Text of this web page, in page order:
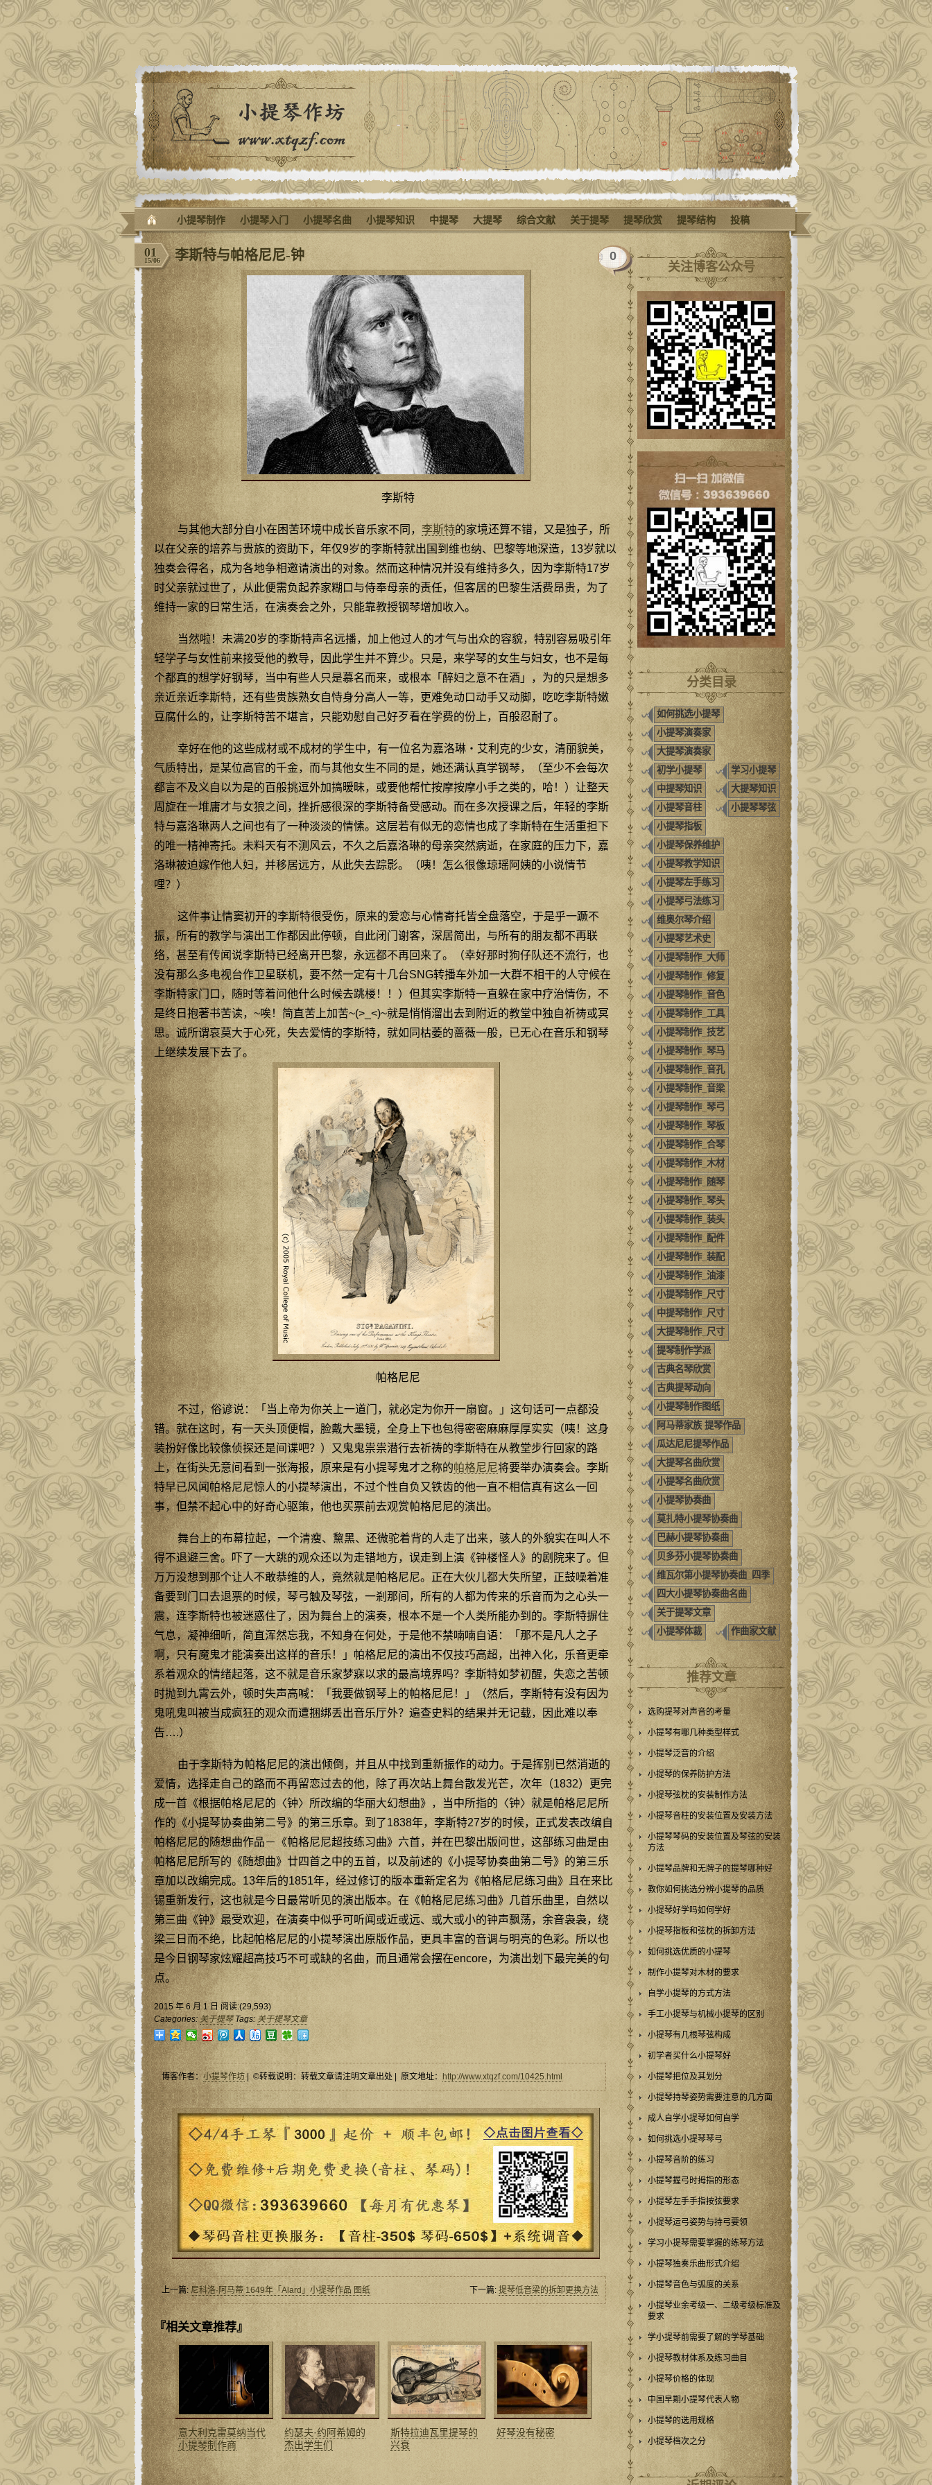
小提琴制作 小提琴入门 小提琴名曲 小提琴知识 中提琴 大提琴 综合文献 关于提琴 提琴欣赏 提琴结构 投稿
李斯特与帕格尼尼-钟
李斯特
与其他大部分自小在困苦环境中成长音乐家不同， 李斯特的家境还算不错，又是独子，所
以在父亲的培养与贵族的资助下，年仅9岁的李斯特就出国到维也纳、巴黎等地深造，13岁就以
独奏会得名，成为各地争相邀请演出的对象。然而这种情况并没有维持多久，因为李斯特17岁
时父亲就过世了，从此便需负起养家糊口与侍奉母亲的责任，但客居的巴黎生活费昂贵，为了
维持一家的日常生活，在演奏会之外，只能靠教授钢琴增加收入。
当然啦！未满20岁的李斯特声名远播，加上他过人的才气与出众的容貌，特别容易吸引年
轻学子与女性前来接受他的教导，因此学生并不算少。只是，来学琴的女生与妇女，也不是每
个都真的想学好钢琴，当中有些人只是慕名而来，或根本「醉妇之意不在酒」，为的只是想多
亲近亲近李斯特，还有些贵族熟女自恃身分高人一等，更难免动口动手又动脚，吃吃李斯特嫩
豆腐什么的，让李斯特苦不堪言，只能劝慰自己好歹看在学费的份上，百般忍耐了。
幸好在他的这些成材或不成材的学生中，有一位名为嘉洛琳‧艾利克的少女，清丽貌美，
气质特出，是某位高官的千金，而与其他女生不同的是，她还满认真学钢琴，（至少不会每次
都言不及义自以为是的百般挑逗外加搞暧昧，或要他帮忙按摩按摩小手之类的，哈！）让整天
周旋在一堆庸才与女狼之间，挫折感很深的李斯特备受感动。而在多次授课之后，年轻的李斯
特与嘉洛琳两人之间也有了一种淡淡的情愫。这层若有似无的恋情也成了李斯特在生活重担下
的唯一精神寄托。未料天有不测风云，不久之后嘉洛琳的母亲突然病逝，在家庭的压力下，嘉
洛琳被迫嫁作他人妇，并移居远方，从此失去踪影。（咦！怎么很像琼瑶阿姨的小说情节
哩？）
这件事让情窦初开的李斯特很受伤，原来的爱恋与心情寄托皆全盘落空，于是乎一蹶不
振，所有的教学与演出工作都因此停顿，自此闭门谢客，深居简出，与所有的朋友都不再联
络，甚至有传闻说李斯特已经离开巴黎，永远都不再回来了。（幸好那时狗仔队还不流行，也
没有那么多电视台作卫星联机，要不然一定有十几台SNG转播车外加一大群不相干的人守候在
李斯特家门口，随时等着问他什么时候去跳楼！！）但其实李斯特一直躲在家中疗治情伤，不
是终日抱著书苦读，~唉！简直苦上加苦~(>_<)~就是悄悄溜出去到附近的教堂中独自祈祷或冥
思。诚所谓哀莫大于心死，失去爱情的李斯特，就如同枯萎的蔷薇一般，已无心在音乐和钢琴
上继续发展下去了。
帕格尼尼
不过，俗谚说：「当上帝为你关上一道门，就必定为你开一扇窗。」这句话可一点都没
错。就在这时，有一天头顶便帽，脸戴大墨镜，全身上下也包得密密麻麻厚厚实实（咦！这身
装扮好像比较像侦探还是间谍吧？）又鬼鬼祟祟潜行去祈祷的李斯特在从教堂步行回家的路
上，在街头无意间看到一张海报，原来是有小提琴鬼才之称的帕格尼尼将要举办演奏会。李斯
特早已风闻帕格尼尼惊人的小提琴演出，不过个性自负又铁齿的他一直不相信真有这么一回
事，但禁不起心中的好奇心驱策，他也买票前去观赏帕格尼尼的演出。
舞台上的布幕拉起，一个清瘦、黧黑、还微驼着背的人走了出来，骇人的外貌实在叫人不
得不退避三舍。吓了一大跳的观众还以为走错地方，误走到上演《钟楼怪人》的剧院来了。但
万万没想到那个让人不敢恭维的人，竟然就是帕格尼尼。正在大伙儿都大失所望，正鼓噪着准
备要到门口去退票的时候，琴弓触及琴弦，一剎那间，所有的人都为传来的乐音而为之心头一
震，连李斯特也被迷惑住了，因为舞台上的演奏，根本不是一个人类所能办到的。李斯特摒住
气息，凝神细听，简直浑然忘我，不知身在何处，于是他不禁喃喃自语：「那不是凡人之子
啊，只有魔鬼才能演奏出这样的音乐！」帕格尼尼的演出不仅技巧高超，出神入化，乐音更牵
系着观众的情绪起落，这不就是音乐家梦寐以求的最高境界吗？李斯特如梦初醒，失恋之苦顿
时抛到九霄云外，顿时失声高喊：「我要做钢琴上的帕格尼尼！」（然后，李斯特有没有因为
鬼吼鬼叫被当成疯狂的观众而遭捆绑丢出音乐厅外？遍查史料的结果并无记载，因此难以奉
告….）
由于李斯特为帕格尼尼的演出倾倒，并且从中找到重新振作的动力。于是挥别已然消逝的
爱情，选择走自己的路而不再留恋过去的他，除了再次站上舞台散发光芒，次年（1832）更完
成一首《根据帕格尼尼的〈钟〉所改编的华丽大幻想曲》，当中所指的〈钟〉就是帕格尼尼所
作的《小提琴协奏曲第二号》的第三乐章。到了1838年，李斯特27岁的时候，正式发表改编自
帕格尼尼的随想曲作品－《帕格尼尼超技练习曲》六首，并在巴黎出版问世，这部练习曲是由
帕格尼尼所写的《随想曲》廿四首之中的五首，以及前述的《小提琴协奏曲第二号》的第三乐
章加以改编完成。13年后的1851年，经过修订的版本重新定名为《帕格尼尼练习曲》且在来比
锡重新发行，这也就是今日最常听见的演出版本。在《帕格尼尼练习曲》几首乐曲里，自然以
第三曲《钟》最受欢迎，在演奏中似乎可听闻或近或远、或大或小的钟声飘荡，余音袅袅，绕
梁三日而不绝，比起帕格尼尼的小提琴演出原版作品，更具丰富的音调与明亮的色彩。所以也
是今日钢琴家炫耀超高技巧不可或缺的名曲，而且通常会摆在encore，为演出划下最完美的句
点。
2015 年 6 月 1 日 阅读:(29,593)
0
01
15/06
Categories: 关于提琴Tags: 关于提琴文章
博客作者：小提琴作坊| ©转载说明：转载文章请注明文章出处 | 原文地址： http://www.xtqzf.com/10425.html
上一篇: 尼科洛·阿马蒂 1649年「Alard」小提琴作品 图纸 下一篇: 提琴低音梁的拆卸更换方法
『相关文章推荐』
意大利克雷莫纳当代
小提琴制作商
约瑟夫·约阿希姆的
杰出学生们
斯特拉迪瓦里提琴的
兴衰
好琴没有秘密
关注博客公众号
分类目录
如何挑选小提琴
小提琴演奏家
大提琴演奏家
初学小提琴
学习小提琴
中提琴知识
大提琴知识
小提琴音柱
小提琴琴弦
小提琴指板
小提琴保养维护
小提琴教学知识
小提琴左手练习
小提琴弓法练习
维奥尔琴介绍
小提琴艺术史
小提琴制作_大师
小提琴制作_修复
小提琴制作_音色
小提琴制作_工具
小提琴制作_技艺
小提琴制作_琴马
小提琴制作_音孔
小提琴制作_音梁
小提琴制作_琴弓
小提琴制作_琴板
小提琴制作_合琴
小提琴制作_木材
小提琴制作_随琴
小提琴制作_琴头
小提琴制作_装头
小提琴制作_配件
小提琴制作_装配
小提琴制作_油漆
小提琴制作_尺寸
中提琴制作_尺寸
大提琴制作_尺寸
提琴制作学派
古典名琴欣赏
古典提琴动向
小提琴制作图纸
阿马蒂家族 提琴作品
瓜达尼尼提琴作品
大提琴名曲欣赏
小提琴名曲欣赏
小提琴协奏曲
莫扎特小提琴协奏曲
巴赫小提琴协奏曲
贝多芬小提琴协奏曲
维瓦尔第小提琴协奏曲_四季
四大小提琴协奏曲名曲
关于提琴文章
小提琴体裁
作曲家文献
推荐文章
选购提琴对声音的考量
小提琴有哪几种类型样式
小提琴泛音的介绍
小提琴的保养防护方法
小提琴弦枕的安装制作方法
小提琴音柱的安装位置及安装方法
小提琴琴码的安装位置及琴弦的安装
方法
小提琴品牌和无牌子的提琴哪种好
教你如何挑选分辨小提琴的品质
小提琴好学吗如何学好
小提琴指板和弦枕的拆卸方法
如何挑选优质的小提琴
制作小提琴对木材的要求
自学小提琴的方式方法
手工小提琴与机械小提琴的区别
小提琴有几根琴弦构成
初学者买什么小提琴好
小提琴把位及其划分
小提琴持琴姿势需要注意的几方面
成人自学小提琴如何自学
如何挑选小提琴琴弓
小提琴音阶的练习
小提琴握弓时拇指的形态
小提琴左手手指按弦要求
小提琴运弓姿势与持弓要领
学习小提琴需要掌握的练琴方法
小提琴独奏乐曲形式介绍
小提琴音色与弧度的关系
小提琴业余考级一、二级考级标准及
要求
学小提琴前需要了解的学琴基础
小提琴教材体系及练习曲目
小提琴价格的体现
中国早期小提琴代表人物
小提琴的选用规格
小提琴档次之分